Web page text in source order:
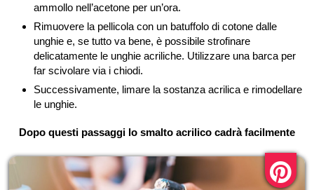
ammollo nell’acetone per un’ora.
Rimuovere la pellicola con un batuffolo di cotone dalle
unghie e, se tutto va bene, è possibile strofinare
delicatamente le unghie acriliche. Utilizzare una barca per
far scivolare via i chiodi.
Successivamente, limare la sostanza acrilica e rimodellare
le unghie.
Dopo questi passaggi lo smalto acrilico cadrà facilmente